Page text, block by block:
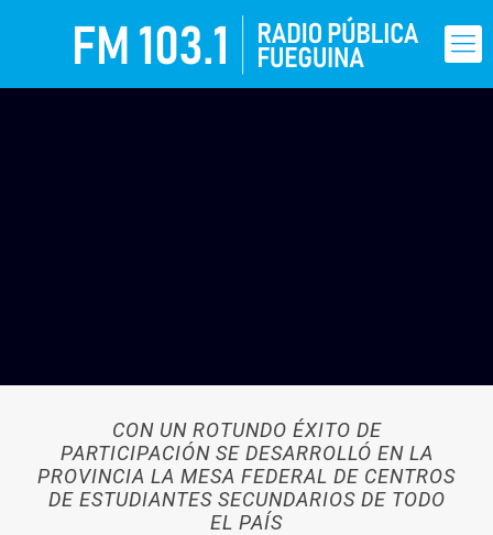
CON UN ROTUNDO ÉXITO DE
PARTICIPACIÓN SE DESARROLLÓ EN LA
PROVINCIA LA MESA FEDERAL DE CENTROS
DE ESTUDIANTES SECUNDARIOS DE TODO
EL PAÍS